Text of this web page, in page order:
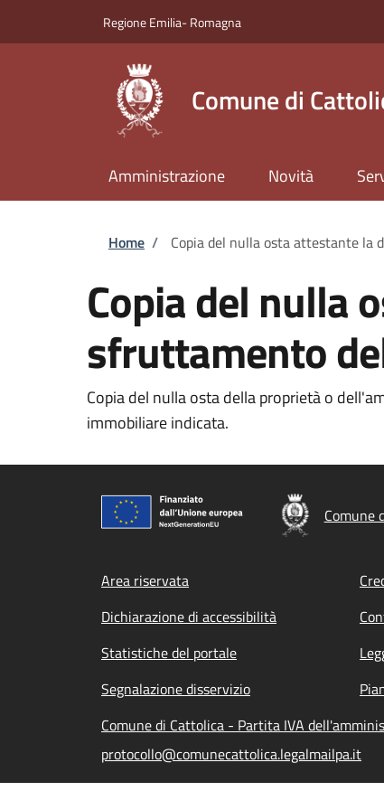
Regione Emilia- Romagna
Comune di
Amministrazione Novità
Briciole di pane
Home / Copia del nulla osta attestante la
Copia del nulla
sfruttamento
Copia del nulla osta della proprietà o
immobiliare indicata.
Comune
Footer menu
Area riservata
Dichiarazione di accessibilità
Statistiche del portale
Segnalazione disservizio
Comune di Cattolica - Partita IVA
protocollo@comunecattolica.legalmailpa.it